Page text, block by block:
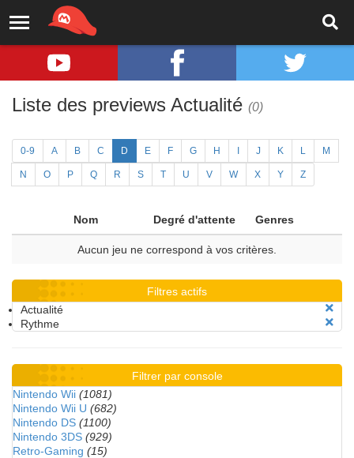
Liste des previews Actualité (0)
0-9 A B C D E F G H J K L M
N O P Q R S T U V W X Y Z
Nom Degré d'attente Genres
Aucun jeu ne correspond à vos critères.
Filtres actifs
Actualité
Rythme
Filtrer par console
Nintendo Wii (1081)
Nintendo Wii U (682)
Nintendo DS (1100)
Nintendo 3DS (929)
Retro-Gaming (15)